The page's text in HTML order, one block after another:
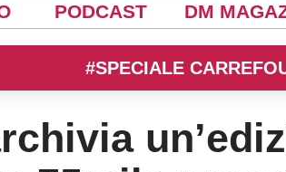
PODCAST DM
#SPECIALE